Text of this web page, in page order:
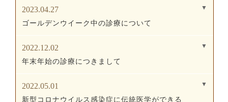
2023.04.27
ゴールデンウイーク中の診療について
2022.12.02
年末年始の診療につきまして
2022.05.01
新型コロナウイルス感染症に伝統医学ができる